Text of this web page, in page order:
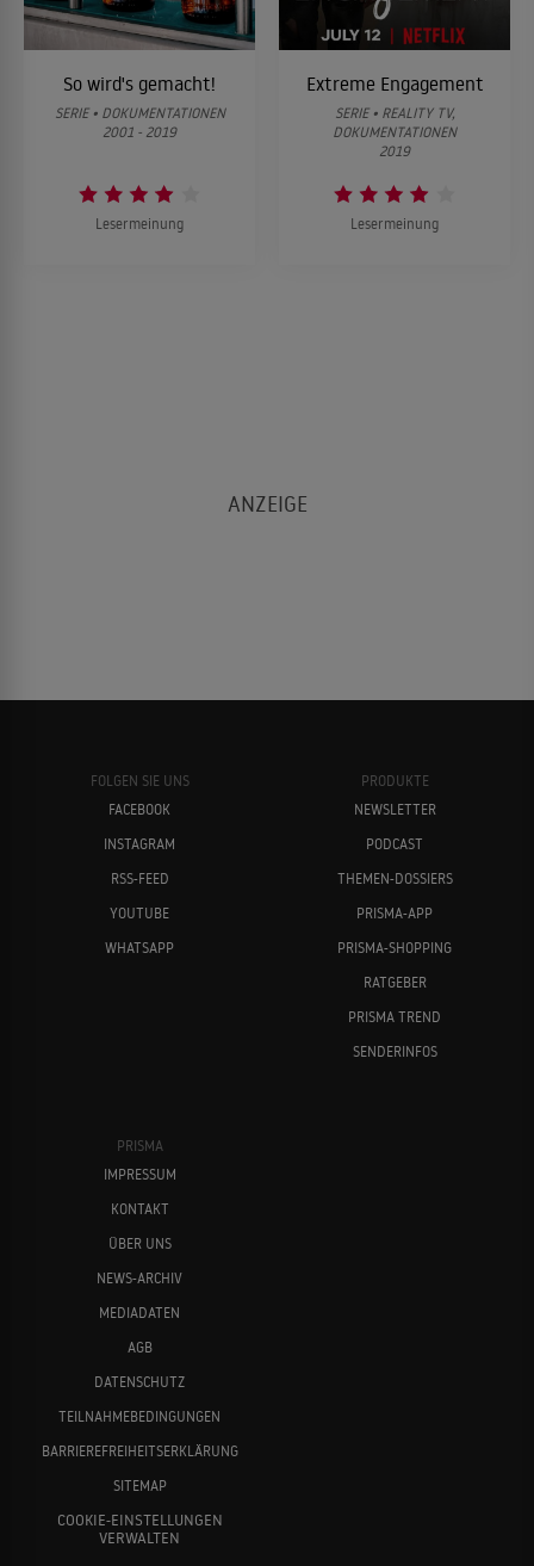
06 Episode 6
So wird's gemacht!
SERIE • DOKUMENTATIONEN
2001 - 2019
Lesermeinung
Extreme Engagement
SERIE • REALITY TV,
DOKUMENTATIONEN
2019
Lesermeinung
FOLGEN SIE UNS
FACEBOOK
INSTAGRAM
RSS-FEED
YOUTUBE
WHATSAPP
PRODUKTE
NEWSLETTER
PODCAST
THEMEN-DOSSIERS
PRISMA-APP
PRISMA-SHOPPING
RATGEBER
PRISMA TREND
SENDERINFOS
PRISMA
IMPRESSUM
KONTAKT
ÜBER UNS
NEWS-ARCHIV
MEDIADATEN
AGB
DATENSCHUTZ
TEILNAHMEBEDINGUNGEN
BARRIEREFREIHEITSERKLÄRUNG
SITEMAP
COOKIE-EINSTELLUNGEN
VERWALTEN